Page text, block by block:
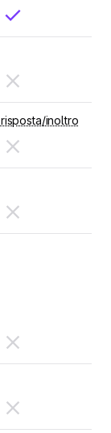
inoltro